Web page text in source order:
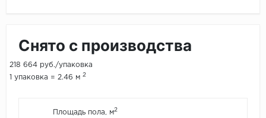
Снято с производства
218 664 руб./упаковка
1 упаковка = 2.46 м 2
Площадь пола, м2